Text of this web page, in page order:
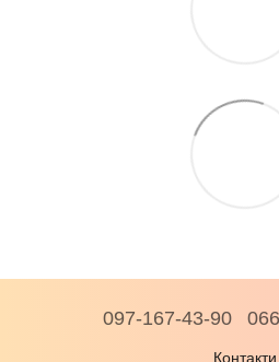
097-167-43-90
Контакти